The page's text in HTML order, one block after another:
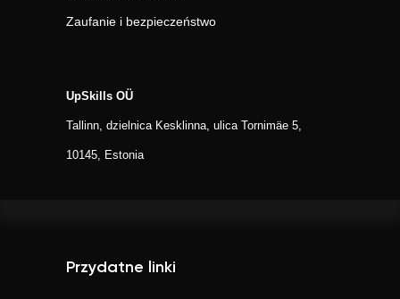
Zaufanie i bezpieczeństwo
UpSkills OÜ
Tallinn, dzielnica Kesklinna, ulica Tornimäe 5,
10145, Estonia
Przydatne linki